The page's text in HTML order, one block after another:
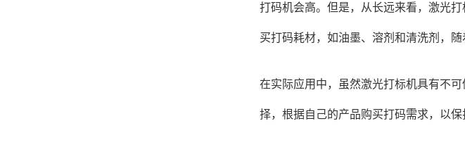
打码机会高。但是，从长远来看，激光
买打码耗材，如油墨、溶剂和清洗剂，
在实际应用中，虽然激光打标机具有不
择，根据自己的产品购买打码需求，以保